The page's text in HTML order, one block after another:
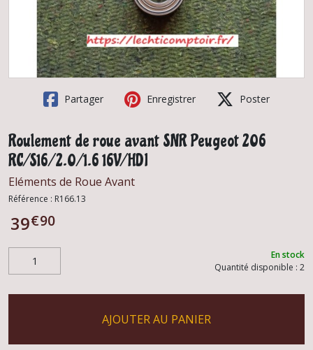
Partager Enregistrer Poster
Roulement de roue avant SNR Peugeot 206
RC/S16/2.0/1.6 16V/HDI
Eléments de Roue Avant
Référence : R166.13
39€90
En stock
Quantité disponible : 2
AJOUTER AU PANIER